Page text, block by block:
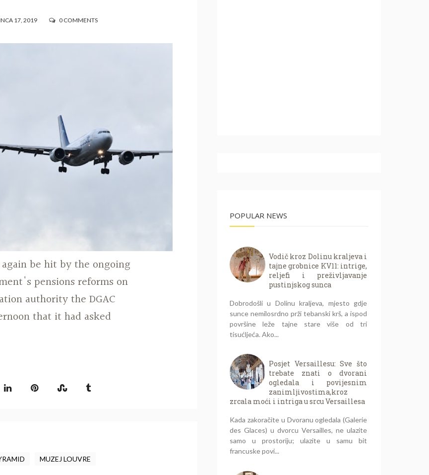
17, 2019 0 COMMENTS
be hit by the ongoing
pensions reforms on
authority the DGAC
that it had asked
MUZEJ LOUVRE
POPULAR NEWS
Vodič kroz Dolinu kraljeva i
tajne grobnice KV11: intrige,
reljefi i preživljavanje
pustinjskog sunca
Dobrodošli u Dolinu kraljeva, mjesto gdje
sunce nemilosrdno prži tebanski krš, a ispod
površine leže tajne stare više od tri
tisućljeća. Ako...
Posjet Versaillesu: Sve što
trebate znati o dvorani
ogledala i povijesnim
zanimljivostima,kroz
zrcala moći i intriga u srcu Versaillesa
Kada zakoračite u Dvoranu ogledala (Galerie
des Glaces) u dvorcu Versailles, ne ulazite
samo u prostoriju; ulazite u samu bit
francuske povi...